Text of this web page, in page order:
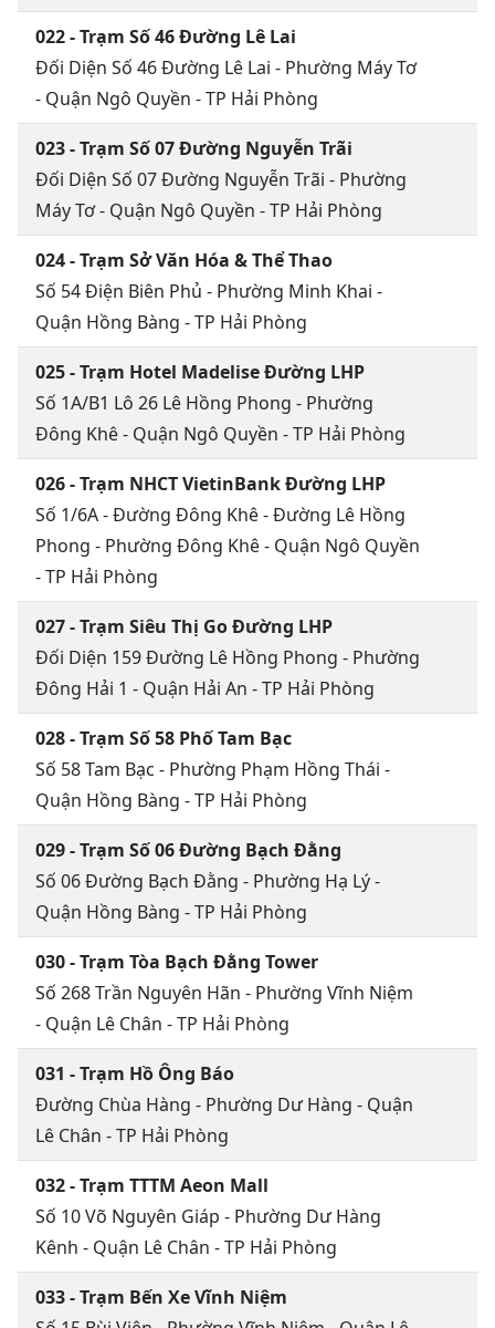
022 - Trạm Số 46 Đường Lê Lai
Đối Diện Số 46 Đường Lê Lai - Phường Máy Tơ
- Quận Ngô Quyền - TP Hải Phòng
023 - Trạm Số 07 Đường Nguyễn Trãi
Đối Diện Số 07 Đường Nguyễn Trãi - Phường
Máy Tơ - Quận Ngô Quyền - TP Hải Phòng
024 - Trạm Sở Văn Hóa & Thể Thao
Số 54 Điện Biên Phủ - Phường Minh Khai -
Quận Hồng Bàng - TP Hải Phòng
025 - Trạm Hotel Madelise Đường LHP
Số 1A/B1 Lô 26 Lê Hồng Phong - Phường
Đông Khê - Quận Ngô Quyền - TP Hải Phòng
026 - Trạm NHCT VietinBank Đường LHP
Số 1/6A - Đường Đông Khê - Đường Lê Hồng
Phong - Phường Đông Khê - Quận Ngô Quyền
- TP Hải Phòng
027 - Trạm Siêu Thị Go Đường LHP
Đối Diện 159 Đường Lê Hồng Phong - Phường
Đông Hải 1 - Quận Hải An - TP Hải Phòng
028 - Trạm Số 58 Phố Tam Bạc
Số 58 Tam Bạc - Phường Phạm Hồng Thái -
Quận Hồng Bàng - TP Hải Phòng
029 - Trạm Số 06 Đường Bạch Đằng
Số 06 Đường Bạch Đằng - Phường Hạ Lý -
Quận Hồng Bàng - TP Hải Phòng
030 - Trạm Tòa Bạch Đằng Tower
Số 268 Trần Nguyên Hãn - Phường Vĩnh Niệm
- Quận Lê Chân - TP Hải Phòng
031 - Trạm Hồ Ông Báo
Đường Chùa Hàng - Phường Dư Hàng - Quận
Lê Chân - TP Hải Phòng
032 - Trạm TTTM Aeon Mall
Số 10 Võ Nguyên Giáp - Phường Dư Hàng
Kênh - Quận Lê Chân - TP Hải Phòng
033 - Trạm Bến Xe Vĩnh Niệm